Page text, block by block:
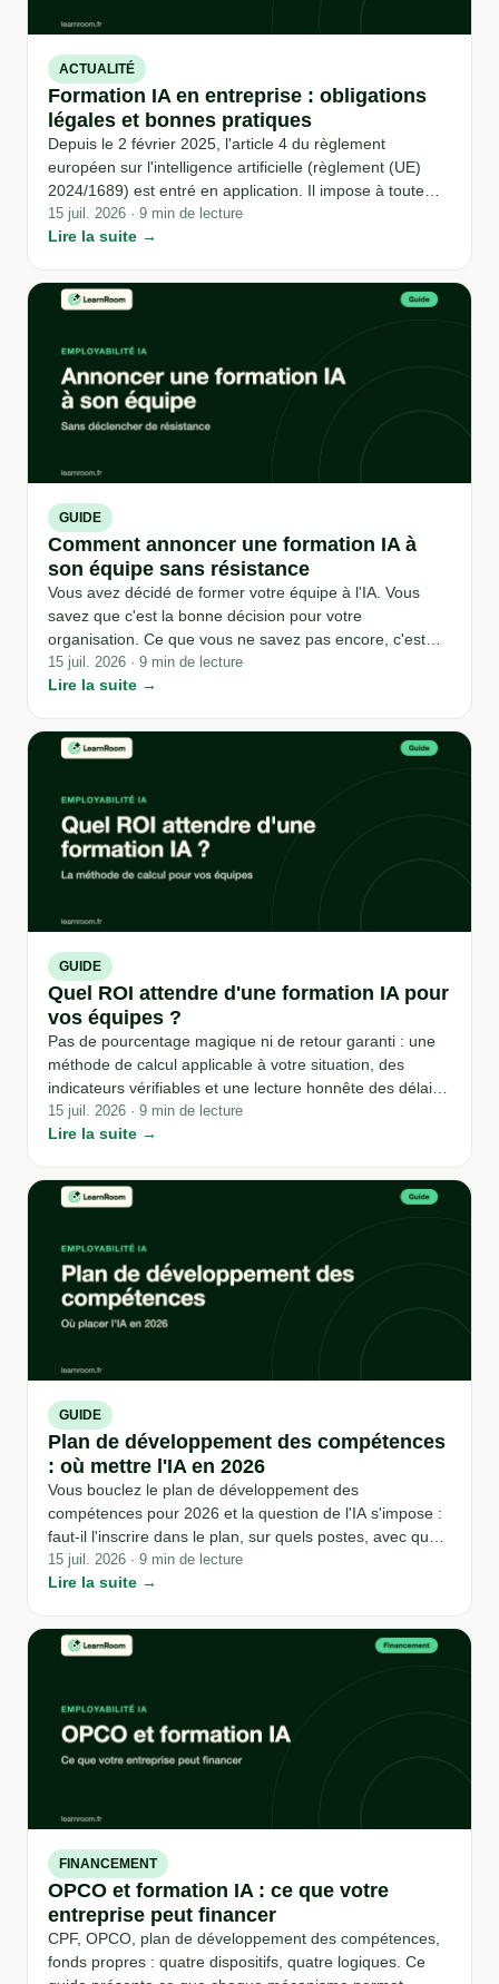
ACTUALITÉ
Formation IA en entreprise : obligations
légales et bonnes pratiques
Depuis le 2 février 2025, l'article 4 du règlement
européen sur l'intelligence artificielle (règlement (UE)
2024/1689) est entré en application. Il impose à toute
organisation qui utilise des systèmes d'IA dans son
activité de prendre des mesures pour que son personnel
cela signifie concrètement - et comment y répondre par
la formation pas à pas - est l'objet de cet article. Point
Les informations ci-dessous ont été vérifiées sur sources
primaires (Journal officiel de l'UE,
artificialintelligenceact.eu) en juillet 2026 ; les textes
nationaux d'application restent à préciser à cette date.
15 juil. 2026 · 9 min de lecture
Lire la suite →
GUIDE
Comment annoncer une formation IA à
son équipe sans résistance
Vous avez décidé de former votre équipe à l'IA. Vous
savez que c'est la bonne décision pour votre
organisation. Ce que vous ne savez pas encore, c'est
comment l'annoncer sans que la réunion tourne autour
des suppressions de postes et de l'avenir de chacun. La
premier module de formation : elle commence au
moment où vous choisissez vos mots.
15 juil. 2026 · 9 min de lecture
Lire la suite →
GUIDE
Quel ROI attendre d'une formation IA pour
vos équipes ?
Pas de pourcentage magique ni de retour garanti : une
méthode de calcul applicable à votre situation, des
indicateurs vérifiables et une lecture honnête des délais
réels - pour décider sur des bases factuelles plutôt que
sur des promesses.
15 juil. 2026 · 9 min de lecture
Lire la suite →
GUIDE
Plan de développement des compétences
: où mettre l'IA en 2026
Vous bouclez le plan de développement des
compétences pour 2026 et la question de l'IA s'impose :
faut-il l'inscrire dans le plan, sur quels postes, avec quels
objectifs et quel budget ? L'erreur la plus fréquente est
de vouloir tout couvrir d'un coup. Ce guide aide les DRH
quelles compétences IA inscrire par famille de métier,
comment prioriser, comment articuler avec le
d'une année sur l'autre.
15 juil. 2026 · 9 min de lecture
Lire la suite →
FINANCEMENT
OPCO et formation IA : ce que votre
entreprise peut financer
CPF, OPCO, plan de développement des compétences,
fonds propres : quatre dispositifs, quatre logiques. Ce